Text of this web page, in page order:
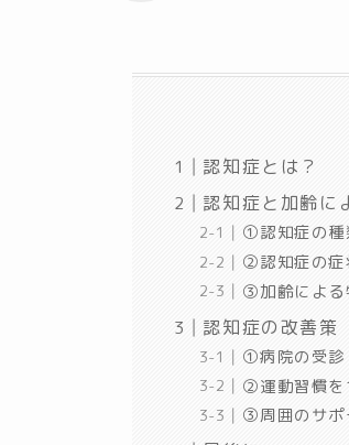
認知症とは？
認知症と加齢に
①認知症の種
②認知症の症
③加齢による
認知症の改善策
①病院の受診
②運動習慣を
③周囲のサポ